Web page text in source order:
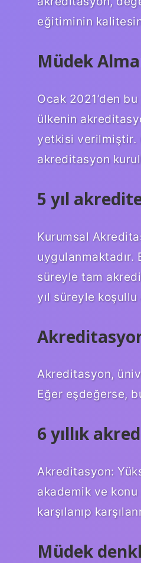
eğitiminin
Müdek
Ocak 2021’den
ülkenin
yetkisi verilmiştir.
akreditasyon
5 yıl
Kurumsal
uygulanmaktadır.
süreyle tam
yıl süreyle
Akreditasyon,
Eğer eşdeğerse,
6 yıllık
Akreditasyon:
akademik ve
karşılanıp
Müdek